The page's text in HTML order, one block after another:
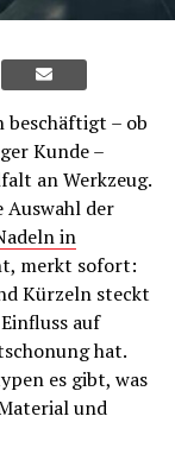
beschäftigt – ob
Kunde –
an Werkzeug.
Auswahl der
in
merkt sofort:
Kürzeln steckt
auf
hat.
es gibt, was
und